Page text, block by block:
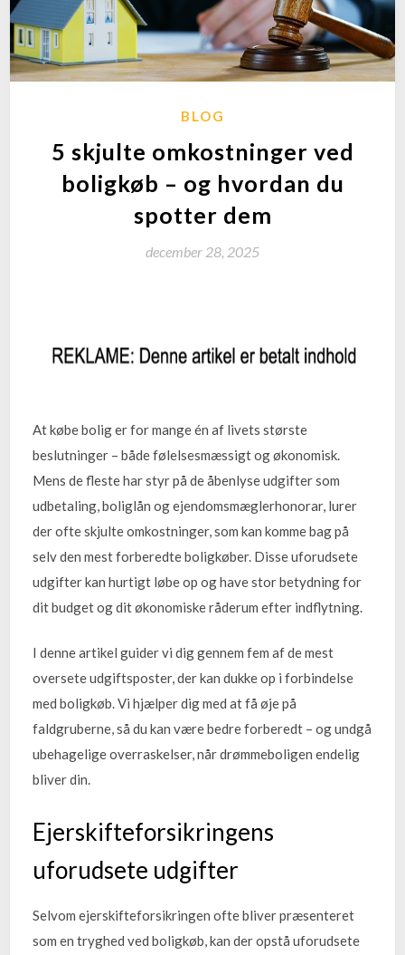
BLOG
5 skjulte omkostninger ved
boligkøb – og hvordan du
spotter dem
december 28, 2025
At købe bolig er for mange én af livets største
beslutninger – både følelsesmæssigt og økonomisk.
Mens de fleste har styr på de åbenlyse udgifter som
udbetaling, boliglån og ejendomsmæglerhonorar, lurer
der ofte skjulte omkostninger, som kan komme bag på
selv den mest forberedte boligkøber. Disse uforudsete
udgifter kan hurtigt løbe op og have stor betydning for
dit budget og dit økonomiske råderum efter indflytning.
I denne artikel guider vi dig gennem fem af de mest
oversete udgiftsposter, der kan dukke op i forbindelse
med boligkøb. Vi hjælper dig med at få øje på
faldgruberne, så du kan være bedre forberedt – og undgå
ubehagelige overraskelser, når drømmeboligen endelig
bliver din.
Ejerskifteforsikringens
uforudsete udgifter
Selvom ejerskifteforsikringen ofte bliver præsenteret
som en tryghed ved boligkøb, kan der opstå uforudsete